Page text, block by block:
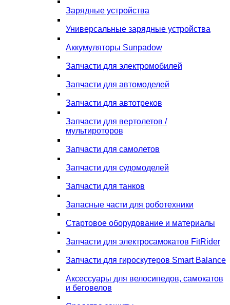
Зарядные устройства
Универсальные зарядные устройства
Аккумуляторы Sunpadow
Запчасти для электромобилей
Запчасти для автомоделей
Запчасти для автотреков
Запчасти для вертолетов /
мультироторов
Запчасти для самолетов
Запчасти для судомоделей
Запчасти для танков
Запасные части для роботехники
Стартовое оборудование и материалы
Запчасти для электросамокатов FitRider
Запчасти для гироскутеров Smart Balance
Аксессуары для велосипедов, самокатов
и беговелов